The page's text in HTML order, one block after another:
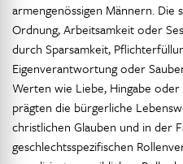
armengenössigen Männern.
Ordnung, Arbeitsamkeit oder
durch Sparsamkeit,
Eigenverantwortung oder
Werten wie Liebe, Hingabe
prägten die bürgerliche
christlichen Glauben und in der
geschlechtsspezifischen